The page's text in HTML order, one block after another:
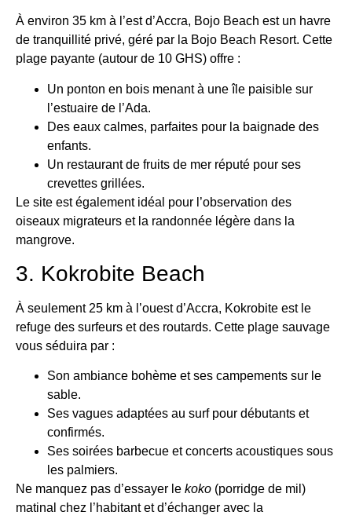
À environ 35 km à l’est d’Accra, Bojo Beach est un havre
de tranquillité privé, géré par la Bojo Beach Resort. Cette
plage payante (autour de 10 GHS) offre :
Un ponton en bois menant à une île paisible sur
l’estuaire de l’Ada.
Des eaux calmes, parfaites pour la baignade des
enfants.
Un restaurant de fruits de mer réputé pour ses
crevettes grillées.
Le site est également idéal pour l’observation des
oiseaux migrateurs et la randonnée légère dans la
mangrove.
3. Kokrobite Beach
À seulement 25 km à l’ouest d’Accra, Kokrobite est le
refuge des surfeurs et des routards. Cette plage sauvage
vous séduira par :
Son ambiance bohème et ses campements sur le
sable.
Ses vagues adaptées au surf pour débutants et
confirmés.
Ses soirées barbecue et concerts acoustiques sous
les palmiers.
Ne manquez pas d’essayer le koko (porridge de mil)
matinal chez l’habitant et d’échanger avec la